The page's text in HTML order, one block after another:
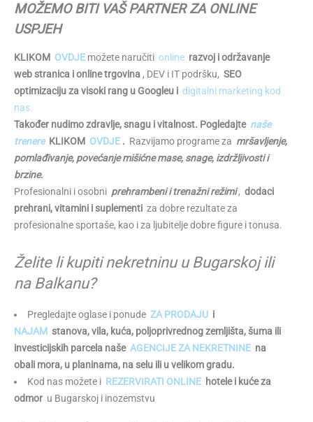
MOŽEMO BITI VAŠ PARTNER ZA ONLINE
USPJEH
KLIKOM OVDJE možete naručiti online razvoj i održavanje
web stranica i online trgovina , DEV i IT podršku, SEO
optimizaciju za visoki rang u Googleu i digitalni marketing kod
nas.
Također nudimo zdravlje, snagu i vitalnost. Pogledajte naše
trenereKLIKOM OVDJE . Razvijamo programe za mršavljenje,
pomlađivanje, povećanje mišićne mase, snage, izdržljivosti i
brzine.
Profesionalni i osobni prehrambeni i trenažni režimi, dodaci
prehrani, vitamini i suplementi za dobre rezultate za
profesionalne sportaše, kao i za ljubitelje dobre figure i tonusa.
Želite li kupiti nekretninu u Bugarskoj ili
na Balkanu?
Pregledajte oglase i ponude ZA PRODAJU i
NAJAM stanova, vila, kuća, poljoprivrednog zemljišta, šuma ili
investicijskih parcela naše AGENCIJE ZA NEKRETNINE na
obali mora, u planinama, na selu ili u velikom gradu.
Kod nas možete i REZERVIRATI ONLINE hotele i kuće za
odmor u Bugarskoj i inozemstvu